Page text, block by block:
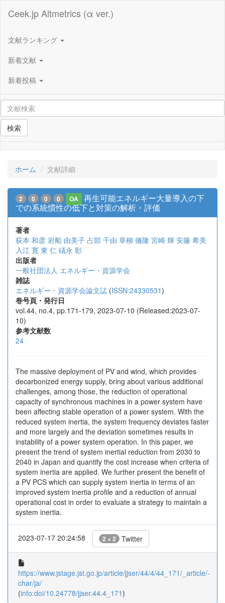
Ceek.jp Altmetrics (α ver.)
文献ランキング
新着文献
新着投稿
検索
ホーム 文献詳細
2 0 0 0 OA
再生可能エネルギー大量導入の下
での系統慣性の低下と対策の解析・評価
著者
荻本 和彦 岩船 由美子 占部 千由 草柳 儀隆 宮崎 輝 安藤 希美
入江 寛 東 仁 礒永 彰
出版者
一般社団法人 エネルギー・資源学会
雑誌
エネルギー・資源学会論文誌 (ISSN:24330531)
巻号頁・発行日
vol.44, no.4, pp.171-179, 2023-07-10 (Released:2023-07-
10)
参考文献数
24
The massive deployment of PV and wind, which provides
decarbonized energy supply, bring about various additional
challenges, among those, the reduction of operational
capacity of synchronous machines in a power system have
been affecting stable operation of a power system. With the
reduced system inertia, the system frequency deviates faster
and more largely and the deviation sometimes results in
instability of a power system operation. In this paper, we
present the trend of system inertial reduction from 2030 to
2040 in Japan and quantify the cost increase when criteria of
system inertia are applied. We further present the benefit of
a PV PCS which can supply system inertia in terms of an
improved system inertia profile and a reduction of annual
operational cost in order to evaluate a strategy to maintain a
system inertia.
2023-07-17 20:24:58 2 + 2 Twitter
https://www.jstage.jst.go.jp/article/jjser/44/4/44_171/_article/-
char/ja/
(info:doi/10.24778/jjser.44.4_171)